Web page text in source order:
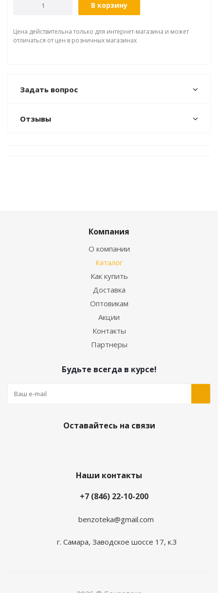
В корзину
Цена действительна только для интернет-магазина и может
отличаться от цен в розничных магазинах
Задать вопрос
Отзывы
Компания
О компании
Каталог
Как купить
Доставка
Оптовикам
Акции
Контакты
Партнеры
Будьте всегда в курсе!
Оставайтесь на связи
Наши контакты
+7 (846) 22-10-200
benzoteka@gmail.com
г. Самара, Заводское шоссе 17, к.3